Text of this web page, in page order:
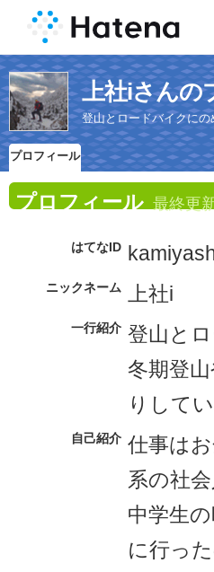
上社iさんの
登山とロードバイクに
プロフィール
プロフィール 最終更
はてなID
ニックネーム 上社i
一行紹介 登山と
冬期登
りしてい
自己紹介 仕事は
系の社会
中学生
に行っ